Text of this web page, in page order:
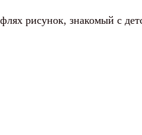
рисунок, знакомый с